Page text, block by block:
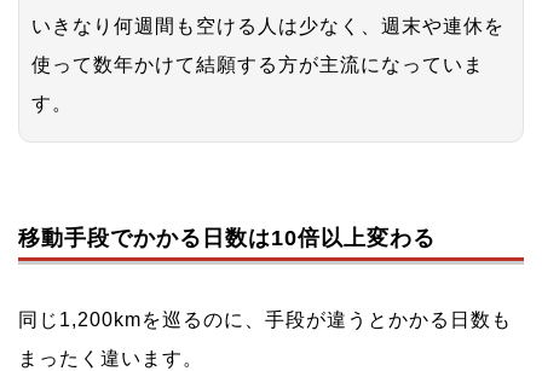
いきなり何週間も空ける人は少なく、週末や連休を
使って数年かけて結願する方が主流になっていま
す。
移動手段でかかる日数は10倍以上変わる
同じ1,200kmを巡るのに、手段が違うとかかる日数も
まったく違います。